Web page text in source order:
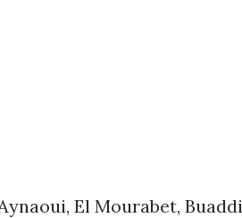
El Mourabet, Buaddi